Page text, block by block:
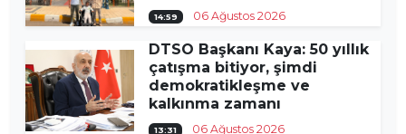
14:59 06 Ağustos 2026
DTSO Başkanı Kaya: 50 yıllık
çatışma bitiyor, şimdi
demokratikleşme ve
kalkınma zamanı
13:31 06 Ağustos 2026